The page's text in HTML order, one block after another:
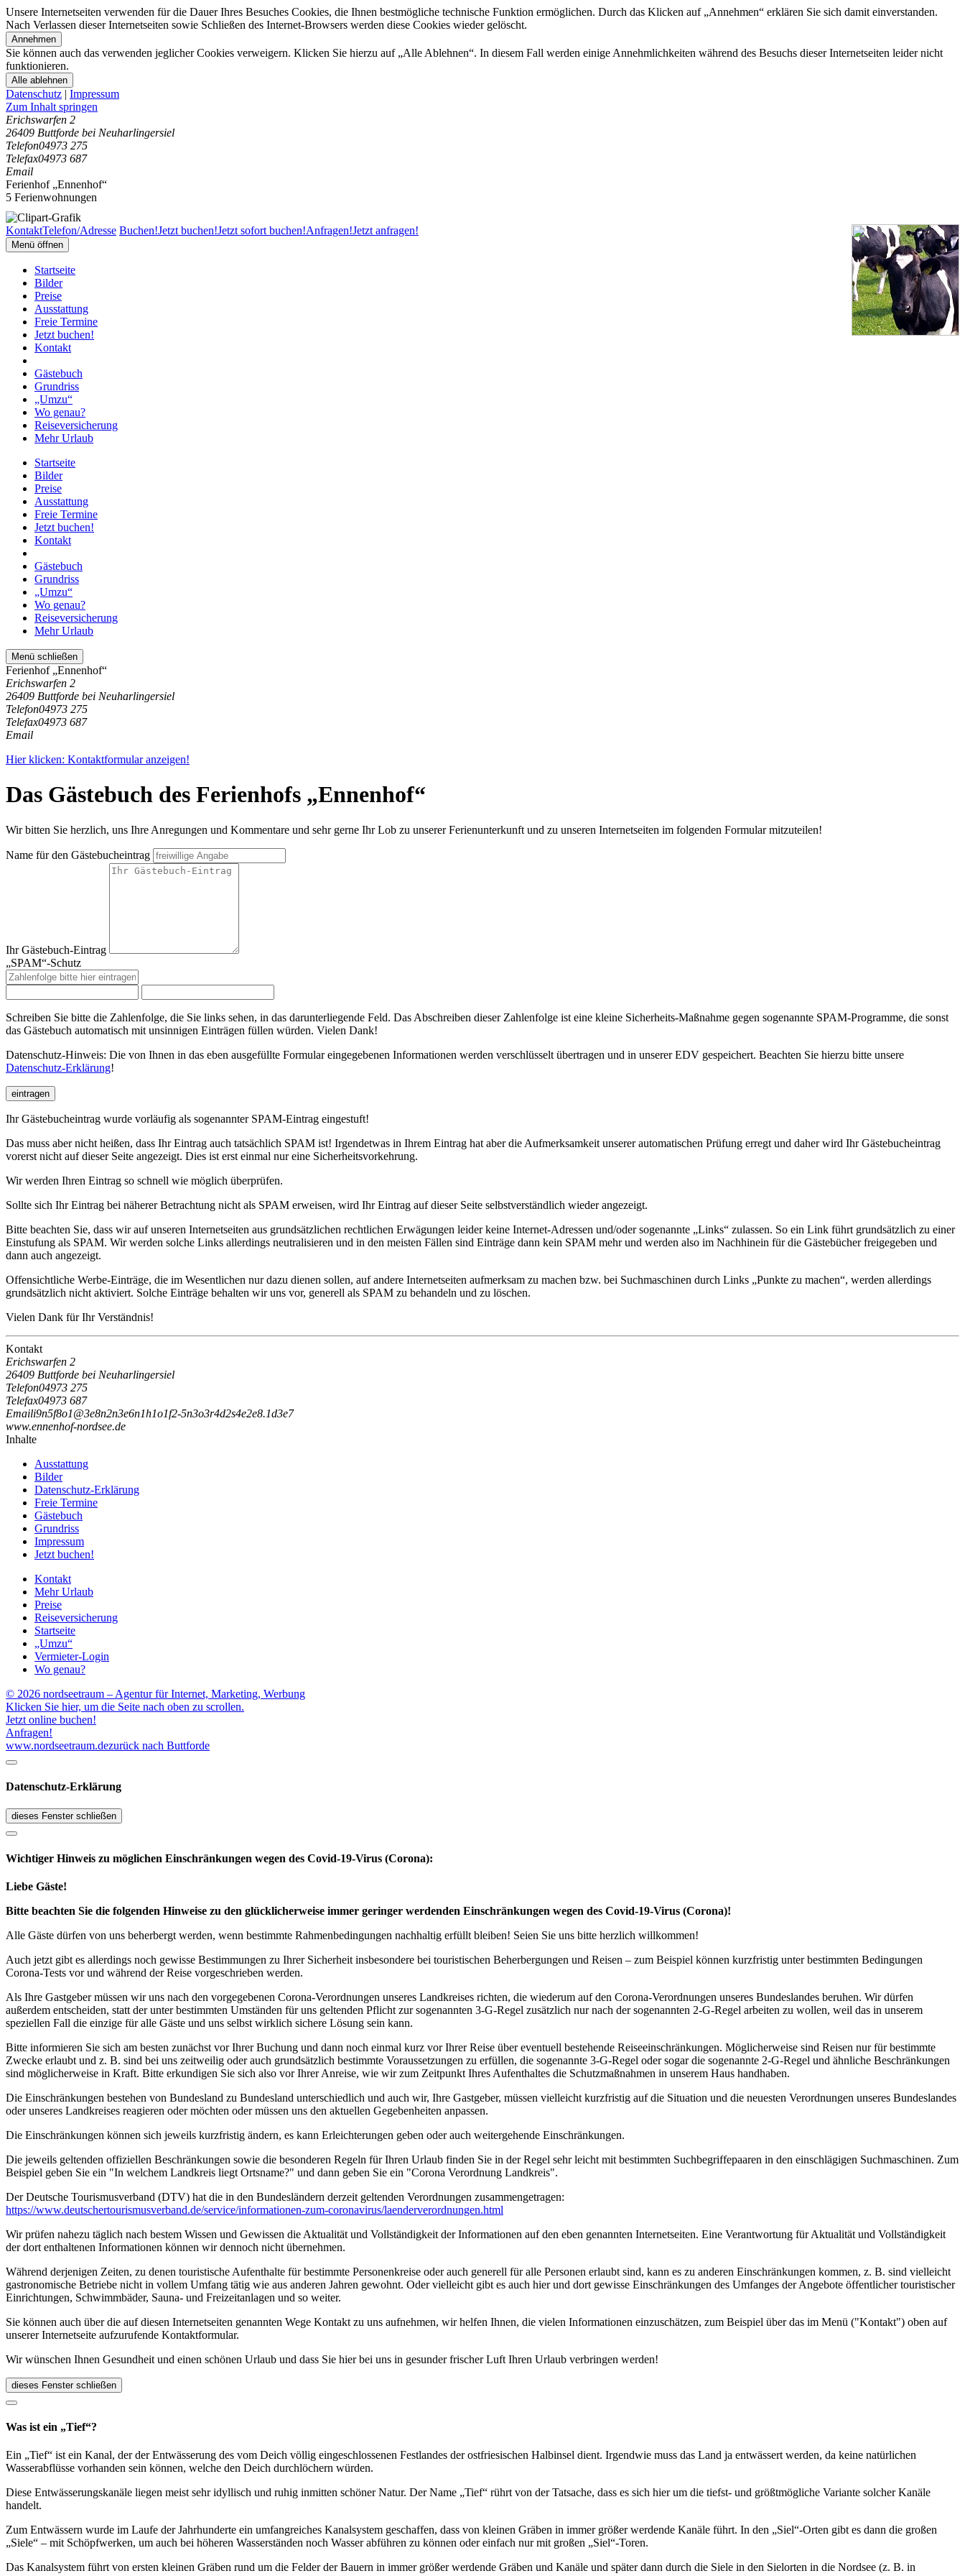
Unsere Internetseiten verwenden für die Dauer Ihres Besuches Cookies, die Ihnen bestmögliche technische Funktion ermöglichen. Durch das Klicken auf „Annehmen“ erklären Sie sich damit einverstanden.
Nach Verlassen dieser Internetseiten sowie Schließen des Internet-Browsers werden diese Cookies wieder gelöscht.
Annehmen
Sie können auch das verwenden jeglicher Cookies verweigern. Klicken Sie hierzu auf „Alle Ablehnen“. In diesem Fall werden einige Annehmlichkeiten während des Besuchs dieser Internetseiten leider nicht
funktionieren.
Alle ablehnen
Datenschutz | Impressum
Zum Inhalt springen
Erichswarfen 2
26409 Buttforde bei Neuharlingersiel
Telefon04973 275
Telefax04973 687
Email
Ferienhof „Ennenhof“
5 Ferienwohnungen
KontaktTelefon/Adresse Buchen!Jetzt buchen!Jetzt sofort buchen!Anfragen!Jetzt anfragen!
Menü öffnen
Startseite
Bilder
Preise
Ausstattung
Freie Termine
Jetzt buchen!
Kontakt
Gästebuch
Grundriss
„Umzu“
Wo genau?
Reiseversicherung
Mehr Urlaub
Startseite
Bilder
Preise
Ausstattung
Freie Termine
Jetzt buchen!
Kontakt
Gästebuch
Grundriss
„Umzu“
Wo genau?
Reiseversicherung
Mehr Urlaub
Menü schließen
Ferienhof „Ennenhof“
Erichswarfen 2
26409 Buttforde bei Neuharlingersiel
Telefon04973 275
Telefax04973 687
Email
Hier klicken: Kontaktformular anzeigen!
Das Gästebuch des Ferienhofs „Ennenhof“
Wir bitten Sie herzlich, uns Ihre Anregungen und Kommentare und sehr gerne Ihr Lob zu unserer Ferienunterkunft und zu unseren Internetseiten im folgenden Formular mitzuteilen!
Name für den Gästebucheintrag
Ihr Gästebuch-Eintrag
„SPAM“-Schutz
Schreiben Sie bitte die Zahlenfolge, die Sie links sehen, in das darunterliegende Feld. Das Abschreiben dieser Zahlenfolge ist eine kleine Sicherheits-Maßnahme gegen sogenannte SPAM-Programme, die sonst
das Gästebuch automatisch mit unsinnigen Einträgen füllen würden. Vielen Dank!
Datenschutz-Hinweis: Die von Ihnen in das eben ausgefüllte Formular eingegebenen Informationen werden verschlüsselt übertragen und in unserer EDV gespeichert. Beachten Sie hierzu bitte unsere
Datenschutz-Erklärung!
eintragen
Ihr Gästebucheintrag wurde vorläufig als sogenannter SPAM-Eintrag eingestuft!
Das muss aber nicht heißen, dass Ihr Eintrag auch tatsächlich SPAM ist! Irgendetwas in Ihrem Eintrag hat aber die Aufmerksamkeit unserer automatischen Prüfung erregt und daher wird Ihr Gästebucheintrag
vorerst nicht auf dieser Seite angezeigt. Dies ist erst einmal nur eine Sicherheitsvorkehrung.
Wir werden Ihren Eintrag so schnell wie möglich überprüfen.
Sollte sich Ihr Eintrag bei näherer Betrachtung nicht als SPAM erweisen, wird Ihr Eintrag auf dieser Seite selbstverständlich wieder angezeigt.
Bitte beachten Sie, dass wir auf unseren Internetseiten aus grundsätzlichen rechtlichen Erwägungen leider keine Internet-Adressen und/oder sogenannte „Links“ zulassen. So ein Link führt grundsätzlich zu einer
Einstufung als SPAM. Wir werden solche Links allerdings neutralisieren und in den meisten Fällen sind Einträge dann kein SPAM mehr und werden also im Nachhinein für die Gästebücher freigegeben und
dann auch angezeigt.
Offensichtliche Werbe-Einträge, die im Wesentlichen nur dazu dienen sollen, auf andere Internetseiten aufmerksam zu machen bzw. bei Suchmaschinen durch Links „Punkte zu machen“, werden allerdings
grundsätzlich nicht aktiviert. Solche Einträge behalten wir uns vor, generell als SPAM zu behandeln und zu löschen.
Vielen Dank für Ihr Verständnis!
Kontakt
Erichswarfen 2
26409 Buttforde bei Neuharlingersiel
Telefon04973 275
Telefax04973 687
Emaili9n5f8o1@3e8n2n3e6n1h1o1f2-5n3o3r4d2s4e2e8.1d3e7
www.ennenhof-nordsee.de
Inhalte
Ausstattung
Bilder
Datenschutz-Erklärung
Freie Termine
Gästebuch
Grundriss
Impressum
Jetzt buchen!
Kontakt
Mehr Urlaub
Preise
Reiseversicherung
Startseite
„Umzu“
Vermieter-Login
Wo genau?
© 2026 nordseetraum – Agentur für Internet, Marketing, Werbung
Klicken Sie hier, um die Seite nach oben zu scrollen.
Jetzt online buchen!
Anfragen!
www.nordseetraum.dezurück nach Buttforde
Datenschutz-Erklärung
dieses Fenster schließen
Wichtiger Hinweis zu möglichen Ein­schränk­ungen wegen des Covid-19-Virus (Corona):
Liebe Gäste!
Bitte beachten Sie die folgenden Hinweise zu den glücklicherweise immer geringer werdenden Einschränkungen wegen des Covid-19-Virus (Corona)!
Alle Gäste dürfen von uns beherbergt werden, wenn bestimmte Rahmenbedingungen nachhaltig erfüllt bleiben! Seien Sie uns bitte herzlich willkommen!
Auch jetzt gibt es allerdings noch gewisse Bestimmungen zu Ihrer Sicherheit insbesondere bei touristischen Beherbergungen und Reisen – zum Beispiel können kurzfristig unter bestimmten Bedingungen
Corona-Tests vor und während der Reise vorgeschrieben werden.
Als Ihre Gastgeber müssen wir uns nach den vorgegebenen Corona-Verordnungen unseres Landkreises richten, die wiederum auf den Corona-Verordnungen unseres Bundeslandes beruhen. Wir dürfen
außerdem entscheiden, statt der unter bestimmten Umständen für uns geltenden Pflicht zur sogenannten 3-G-Regel zusätzlich nur nach der sogenannten 2-G-Regel arbeiten zu wollen, weil das in unserem
speziellen Fall die einzige für alle Gäste und uns selbst wirklich sichere Lösung sein kann.
Bitte informieren Sie sich am besten zunächst vor Ihrer Buchung und dann noch einmal kurz vor Ihrer Reise über eventuell bestehende Reiseeinschränkungen. Möglicherweise sind Reisen nur für bestimmte
Zwecke erlaubt und z. B. sind bei uns zeitweilig oder auch grundsätzlich bestimmte Voraussetzungen zu erfüllen, die sogenannte 3-G-Regel oder sogar die sogenannte 2-G-Regel und ähnliche Beschränkungen
sind möglicherweise in Kraft. Bitte erkundigen Sie sich also vor Ihrer Anreise, wie wir zum Zeitpunkt Ihres Aufenthaltes die Schutzmaßnahmen in unserem Haus handhaben.
Die Einschränkungen bestehen von Bundesland zu Bundesland unterschiedlich und auch wir, Ihre Gastgeber, müssen vielleicht kurzfristig auf die Situation und die neuesten Verordnungen unseres Bundeslandes
oder unseres Landkreises reagieren oder möchten oder müssen uns den aktuellen Gegebenheiten anpassen.
Die Einschränkungen können sich jeweils kurzfristig ändern, es kann Erleichterungen geben oder auch weitergehende Einschränkungen.
Die jeweils geltenden offiziellen Beschränkungen sowie die besonderen Regeln für Ihren Urlaub finden Sie in der Regel sehr leicht mit bestimmten Suchbegriffepaaren in den einschlägigen Suchmaschinen. Zum
Beispiel geben Sie ein "In welchem Landkreis liegt Ortsname?" und dann geben Sie ein "Corona Verordnung Landkreis".
Der Deutsche Tourismusverband (DTV) hat die in den Bundesländern derzeit geltenden Verordnungen zusammengetragen:
https://www.deutscher­tourismusverband.de/­service/­informationen-zum-coronavirus/­laenderverordnungen.html
Wir prüfen nahezu täglich nach bestem Wissen und Gewissen die Aktualität und Vollständigkeit der Informationen auf den eben genannten Internetseiten. Eine Verantwortung für Aktualität und Vollständigkeit
der dort enthaltenen Informationen können wir dennoch nicht übernehmen.
Während derjenigen Zeiten, zu denen touristische Aufenthalte für bestimmte Personenkreise oder auch generell für alle Personen erlaubt sind, kann es zu anderen Einschränkungen kommen, z. B. sind vielleicht
gastronomische Betriebe nicht in vollem Umfang tätig wie aus anderen Jahren gewohnt. Oder vielleicht gibt es auch hier und dort gewisse Einschränkungen des Umfanges der Angebote öffentlicher touristischer
Einrichtungen, Schwimmbäder, Sauna- und Freizeitanlagen und so weiter.
Sie können auch über die auf diesen Internetseiten genannten Wege Kontakt zu uns aufnehmen, wir helfen Ihnen, die vielen Informationen einzuschätzen, zum Beispiel über das im Menü ("Kontakt") oben auf
unserer Internetseite aufzurufende Kontaktformular.
Wir wünschen Ihnen Gesundheit und einen schönen Urlaub und dass Sie hier bei uns in gesunder frischer Luft Ihren Urlaub verbringen werden!
dieses Fenster schließen
Was ist ein „Tief“?
Ein „Tief“ ist ein Kanal, der der Entwässerung des vom Deich völlig eingeschlossenen Festlandes der ostfriesischen Halbinsel dient. Irgendwie muss das Land ja entwässert werden, da keine natürlichen
Wasserabflüsse vorhanden sein können, welche den Deich durchlöchern würden.
Diese Entwässerungskanäle liegen meist sehr idyllisch und ruhig inmitten schöner Natur. Der Name „Tief“ rührt von der Tatsache, dass es sich hier um die tiefst- und größtmögliche Variante solcher Kanäle
handelt.
Zum Entwässern wurde im Laufe der Jahrhunderte ein umfangreiches Kanalsystem geschaffen, dass von kleinen Gräben in immer größer werdende Kanäle führt. In den „Siel“-Orten gibt es dann die großen
„Siele“ – mit Schöpfwerken, um auch bei höheren Wasserständen noch Wasser abführen zu können oder einfach nur mit großen „Siel“-Toren.
Das Kanalsystem führt von ersten kleinen Gräben rund um die Felder der Bauern in immer größer werdende Gräben und Kanäle und später dann durch die Siele in den Sielorten in die Nordsee (z. B. in